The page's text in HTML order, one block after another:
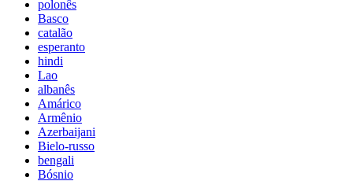
polonês
Basco
catalão
esperanto
hindi
Lao
albanês
Amárico
Armênio
Azerbaijani
Bielo-russo
bengali
Bósnio